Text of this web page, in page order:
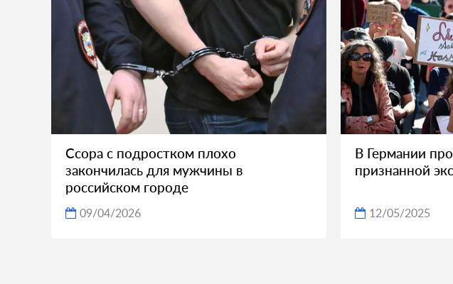
Ссора с подростком плохо
закончилась для мужчины в
российском городе
09/04/2026
В Германии
признанной
12/05/2025